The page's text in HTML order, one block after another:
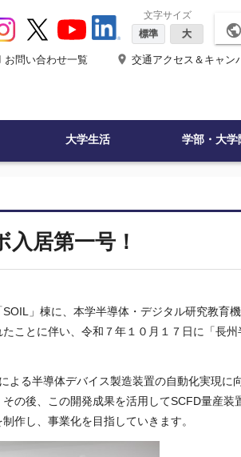
文字サイズ
標準
大 public
お問い合わせ一覧 place 交通アクセス＆キャン
大学生活 学部・大学
居第一号！
SOIL
」棟に、本学半導体・デジタル研究教育
ことに伴い、令和７年１０月１７日に「長州
よる半導体デバイス製造装置の自動化実現に
の後、この開発成果を活用してSCFD量産装
作し、事業化を目指していきます。